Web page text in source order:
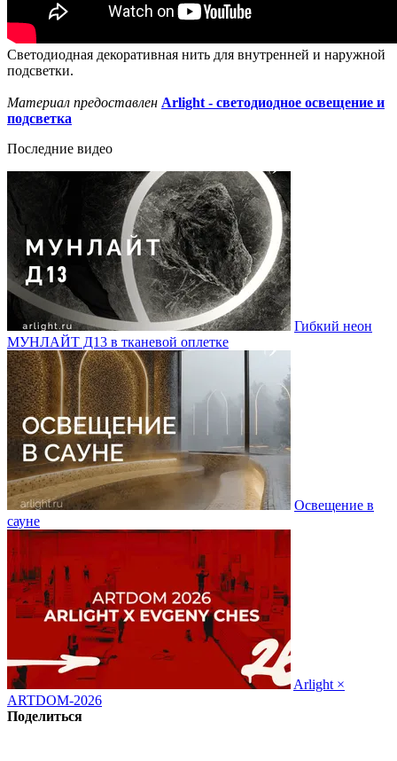
Светодиодная декоративная нить для внутренней и наружной
подсветки.
Материал предоставлен Arlight - светодиодное освещение и
подсветка
Последние видео
Гибкий неон
МУНЛАЙТ Д13 в тканевой оплетке
Освещение в
сауне
Arlight ×
ARTDOM-2026
Поделиться